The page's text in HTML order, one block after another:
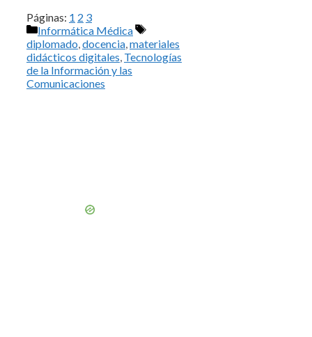
Páginas: 1 2 3
Categorías
Informática Médica
Etiquetas
diplomado,docencia,materiales
didácticos digitales, Tecnologías
de la Información y las
Comunicaciones